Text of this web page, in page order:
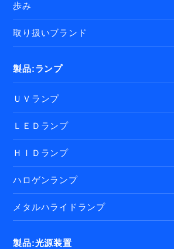
歩み
取り扱いブランド
製品:ランプ
ＵＶランプ
ＬＥＤランプ
ＨＩＤランプ
ハロゲンランプ
メタルハライドランプ
製品:光源装置